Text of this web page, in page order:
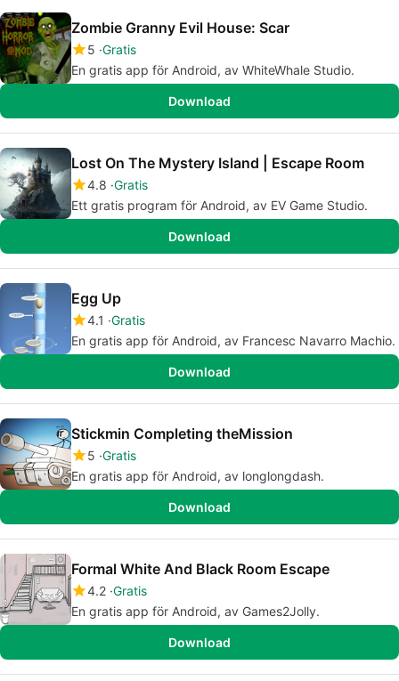
Zombie Granny Evil House: Scar
5 Gratis
En gratis app för Android, av WhiteWhale Studio.
Download
Lost On The Mystery Island | Escape Room
4.8 Gratis
Ett gratis program för Android, av EV Game Studio.
Download
Egg Up
4.1 Gratis
En gratis app för Android, av Francesc Navarro Machio.
Download
Stickmin Completing theMission
5 Gratis
En gratis app för Android, av longlongdash.
Download
Formal White And Black Room Escape
4.2 Gratis
En gratis app för Android, av Games2Jolly.
Download